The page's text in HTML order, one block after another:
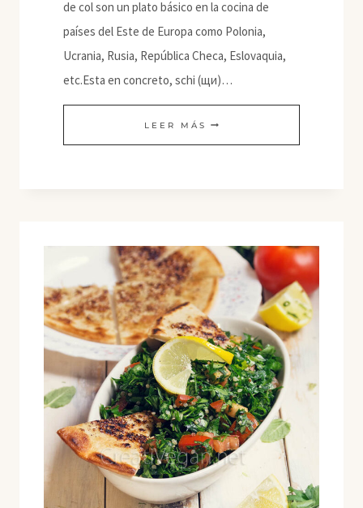
de col son un plato básico en la cocina de
países del Este de Europa como Polonia,
Ucrania, Rusia, República Checa, Eslovaquia,
etc.Esta en concreto, schi (щи)…
LEER MÁS SCHI
(DE